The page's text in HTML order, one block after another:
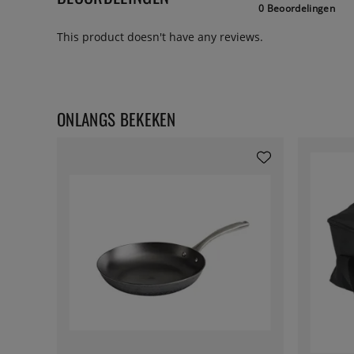
0 Beoordelingen
This product doesn't have any reviews.
ONLANGS BEKEKEN